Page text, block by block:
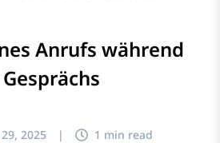
Anrufs während
29, 2025 | 1 min read